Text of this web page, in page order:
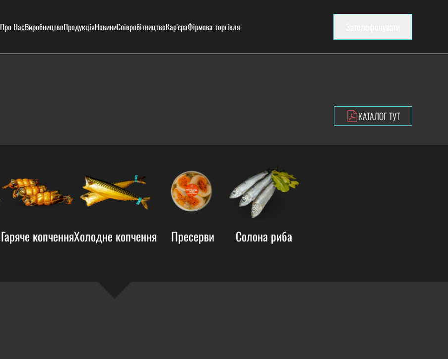
Про НасВиробництвоПродукціяНовиниСпівробітництвоКар'єраФірмова торгівля
КАТАЛОГ ТУТ
Гаряче копченняХолодне копчення Пресерви Солона риба